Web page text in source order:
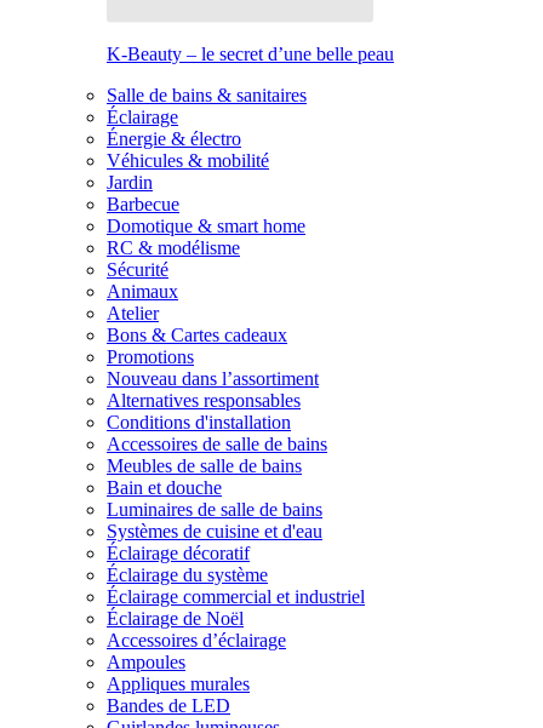
K-Beauty – le secret d’une belle peau
Salle de bains & sanitaires
Éclairage
Énergie & électro
Véhicules & mobilité
Jardin
Barbecue
Domotique & smart home
RC & modélisme
Sécurité
Animaux
Atelier
Bons & Cartes cadeaux
Promotions
Nouveau dans l’assortiment
Alternatives responsables
Conditions d'installation
Accessoires de salle de bains
Meubles de salle de bains
Bain et douche
Luminaires de salle de bains
Systèmes de cuisine et d'eau
Éclairage décoratif
Éclairage du système
Éclairage commercial et industriel
Éclairage de Noël
Accessoires d’éclairage
Ampoules
Appliques murales
Bandes de LED